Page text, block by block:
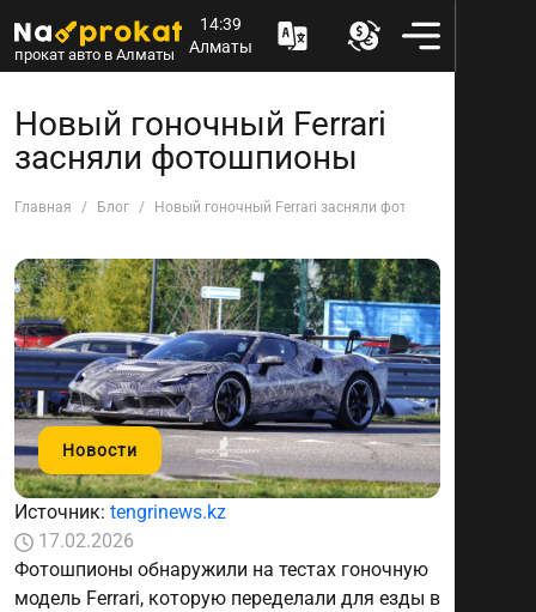
прокат авто в Алматы
14:39
Алматы
Новый гоночный Ferrari
засняли фотошпионы
Главная Блог Новый гоночный Ferrari засняли фотошпионы
Новости
Источник: tengrinews.kz
17.02.2026
Фотошпионы обнаружили на тестах гоночную
модель Ferrari, которую переделали для езды в